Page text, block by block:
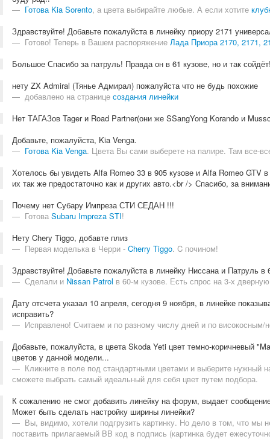
Готова Kia Sorento, а цвета выбирайте любые. А если хотите
Здравствуйте! Добавьте пожалуйста в линейку приору 2171
Готово! Теперь в Вашем распоряжение Лада Приора 2170, 2171,
Большое Спасибо за патруль! Правда он в 61 кузове, но и так
нету ZX Admiral (Тянье Адмирал) пожалуйста что не будь похожие
добавлено на странице создания линейки
Нет ТАГАЗов Tager и Road Partner(они же SSangYong Korando и
Добавьте, пожалуйста, Kia Venga.
Готова Kia Venga. Цвета Вы сами выберете на палире. Там все-
Хотелось бы увидеть Alfa Romeo 33 в 905 кузове и Alfa Romeo
их так же предостаточно как и других авто.<br /> Спасибо, за
Почему нет Субару Импреза СТИ СЕДАН !!!
Готова Subaru Impreza STI!
Нету Chery Tiggo, добавте плиз
Первая моделька в Черри - Cherry Tiggo. C почином!
Здравствуйте! Добавьте пожалуйста в линейку Ниссана и Патруль
Сделали и Nissan Patrol в 60-м кузове. Есть спрос на 3-х
Дату отсчета указал 10 апреля, сегодня 9 ноября, в линейке
исправить?
Исправлено! Считаем и по разному числу дней и по високосным/
Добавьте, пожалуйста, в цвета Skoda Yeti цвет темно-коричневый
цветов у данной модели...
Кликните в поле под стандартными цветами и выберите нужный
сможете выбрать самый идеальный для себя цвет путем подбора.
К сожалению не смог добавить линейку на форум, выдает
Может быть сделать настройку ширины линейки?
Вы, видимо, хотели подгрузить картинку. Но дело в том, что мы
поставить прилагаемый BB код в подпись (картинка будет